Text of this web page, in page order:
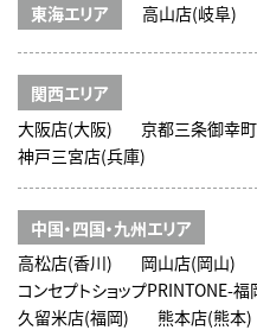
東海エリア 高山店(岐阜)
関西エリア
大阪店(大阪)
京都三条御幸
神戸三宮店(兵庫)
中国・四国・九州エリア
高松店(香川)
岡山店(岡山)
コンセプトショップPRINTONE-
久留米店(福岡)
熊本店(熊本)